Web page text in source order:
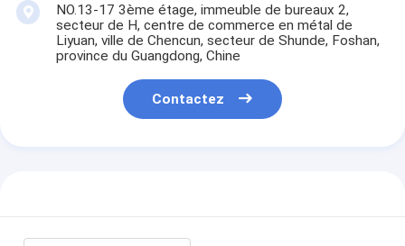
NO.13-17 3ème étage, immeuble de bureaux 2,
secteur de H, centre de commerce en métal de
Liyuan, ville de Chencun, secteur de Shunde, Foshan,
province du Guangdong, Chine
Contactez